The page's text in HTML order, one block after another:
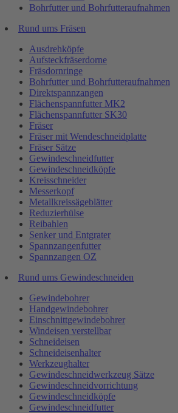
Bohrfutter und Bohrfutteraufnahmen
Rund ums Fräsen
Ausdrehköpfe
Aufsteckfräserdorne
Fräsdornringe
Bohrfutter und Bohrfutteraufnahmen
Direktspannzangen
Flächenspannfutter MK2
Flächenspannfutter SK30
Fräser
Fräser mit Wendeschneidplatte
Fräser Sätze
Gewindeschneidfutter
Gewindeschneidköpfe
Kreisschneider
Messerkopf
Metallkreissägeblätter
Reduzierhülse
Reibahlen
Senker und Entgrater
Spannzangenfutter
Spannzangen OZ
Rund ums Gewindeschneiden
Gewindebohrer
Handgewindebohrer
Einschnittgewindebohrer
Windeisen verstellbar
Schneideisen
Schneideisenhalter
Werkzeughalter
Gewindeschneidwerkzeug Sätze
Gewindeschneidvorrichtung
Gewindeschneidköpfe
Gewindeschneidfutter